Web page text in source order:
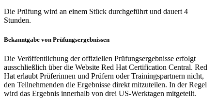
Die Prüfung wird an einem Stück durchgeführt und dauert 4
Stunden.
Bekanntgabe von Prüfungsergebnissen
Die Veröffentlichung der offiziellen Prüfungsergebnisse erfolgt
ausschließlich über die Website Red Hat Certification Central. Red
Hat erlaubt Prüferinnen und Prüfern oder Trainingspartnern nicht,
den Teilnehmenden die Ergebnisse direkt mitzuteilen. In der Regel
wird das Ergebnis innerhalb von drei US-Werktagen mitgeteilt.